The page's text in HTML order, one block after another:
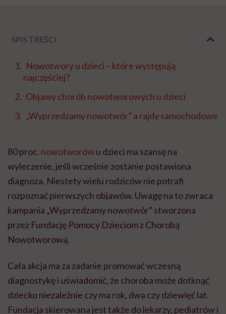
SPIS TREŚCI
Nowotwory u dzieci – które występują
najczęściej?
Objawy chorób nowotworowych u dzieci
„Wyprzedzamy nowotwór” a rajdy samochodowe
80 proc. nowotworówu dzieci ma szansę na
wyleczenie, jeśli wcześnie zostanie postawiona
diagnoza. Niestety wielu rodziców nie potrafi
rozpoznać pierwszych objawów. Uwagę na to zwraca
kampania „Wyprzedzamy nowotwór” stworzona
przez Fundację Pomocy Dzieciom z Chorobą
Nowotworową.
Cała akcja ma za zadanie promować wczesną
diagnostykę i uświadomić, że choroba może dotknąć
dziecko niezależnie czy ma rok, dwa czy dziewięć lat.
Fundacja skierowana jest także do lekarzy, pediatrów i